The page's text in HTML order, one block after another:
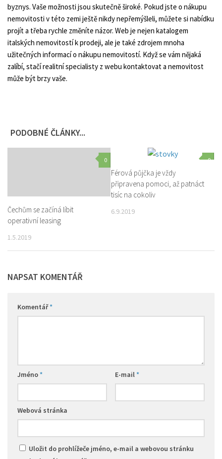
byznys. Vaše možnosti jsou skutečně široké. Pokud jste o nákupu
nemovitosti v této zemi ještě nikdy nepřemýšleli, můžete si nabídku
projít a třeba rychle změníte názor. Web je nejen katalogem
italských nemovitostí k prodeji, ale je také zdrojem mnoha
užitečných informací o nákupu nemovitostí. Když se vám nějaká
zalíbí, stačí realitní specialisty z webu kontaktovat a nemovitost
může být brzy vaše.
PODOBNÉ ČLÁNKY...
0
Čechům se začíná líbit
operativní leasing
1.5.2019
0
Férová půjčka je vždy
připravena pomoci, až patnáct
tisíc na cokoliv
6.9.2019
NAPSAT KOMENTÁŘ
Komentář*
Jméno* E-mail*
Webová stránka
Uložit do prohlížeče jméno, e-mail a webovou stránku